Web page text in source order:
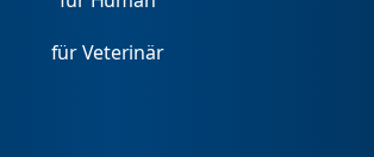
für Veterinär